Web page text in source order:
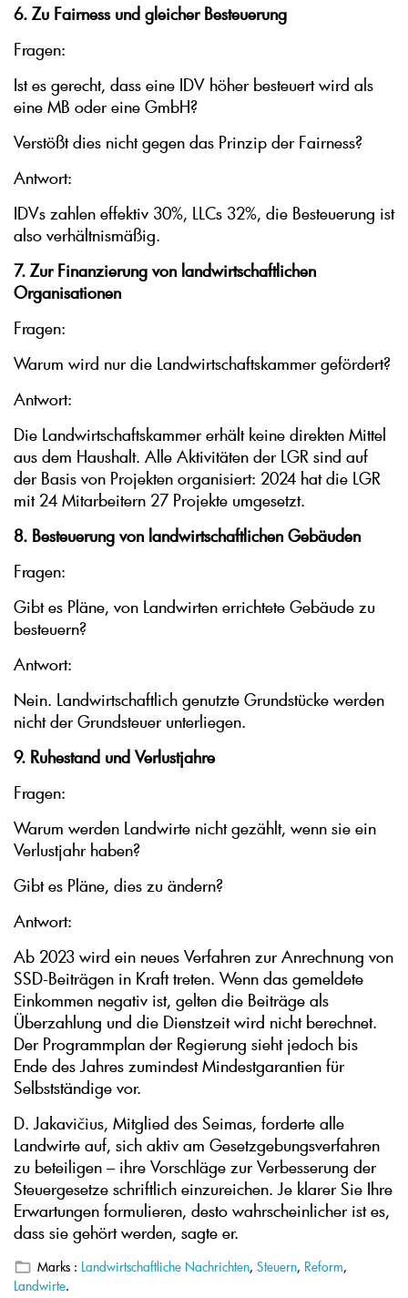
6. Zu Fairness und gleicher Besteuerung
Fragen:
Ist es gerecht, dass eine IDV höher besteuert wird als
eine MB oder eine GmbH?
Verstößt dies nicht gegen das Prinzip der Fairness?
Antwort:
IDVs zahlen effektiv 30%, LLCs 32%, die Besteuerung ist
also verhältnismäßig.
7. Zur Finanzierung von landwirtschaftlichen
Organisationen
Fragen:
Warum wird nur die Landwirtschaftskammer gefördert?
Antwort:
Die Landwirtschaftskammer erhält keine direkten Mittel
aus dem Haushalt. Alle Aktivitäten der LGR sind auf
der Basis von Projekten organisiert: 2024 hat die LGR
mit 24 Mitarbeitern 27 Projekte umgesetzt.
8. Besteuerung von landwirtschaftlichen Gebäuden
Fragen:
Gibt es Pläne, von Landwirten errichtete Gebäude zu
besteuern?
Antwort:
Nein. Landwirtschaftlich genutzte Grundstücke werden
nicht der Grundsteuer unterliegen.
9. Ruhestand und Verlustjahre
Fragen:
Warum werden Landwirte nicht gezählt, wenn sie ein
Verlustjahr haben?
Gibt es Pläne, dies zu ändern?
Antwort:
Ab 2023 wird ein neues Verfahren zur Anrechnung von
SSD-Beiträgen in Kraft treten. Wenn das gemeldete
Einkommen negativ ist, gelten die Beiträge als
Überzahlung und die Dienstzeit wird nicht berechnet.
Der Programmplan der Regierung sieht jedoch bis
Ende des Jahres zumindest Mindestgarantien für
Selbstständige vor.
D. Jakavičius, Mitglied des Seimas, forderte alle
Landwirte auf, sich aktiv am Gesetzgebungsverfahren
zu beteiligen – ihre Vorschläge zur Verbesserung der
Steuergesetze schriftlich einzureichen. Je klarer Sie Ihre
Erwartungen formulieren, desto wahrscheinlicher ist es,
dass sie gehört werden, sagte er.
Marks : Landwirtschaftliche Nachrichten, Steuern, Reform,
Landwirte.